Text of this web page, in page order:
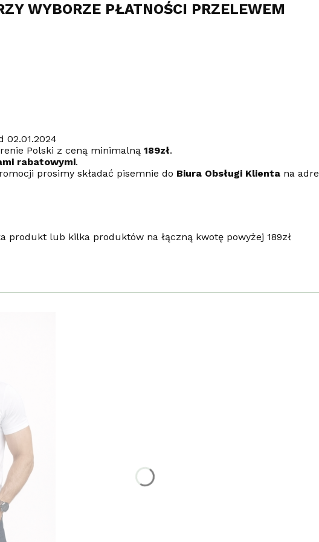
WYBORZE PŁATNOŚCI PRZELEWEM
02.01.2024
Polski z ceną minimalną 189zł.
rabatowymi.
prosimy składać pisemnie do Biura Obsługi Klienta na
produkt lub kilka produktów na łączną kwotę powyżej 189zł